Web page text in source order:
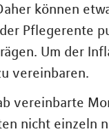
können
Pflegerente
Um der
vereinbaren.
vereinbarte
nicht einzeln